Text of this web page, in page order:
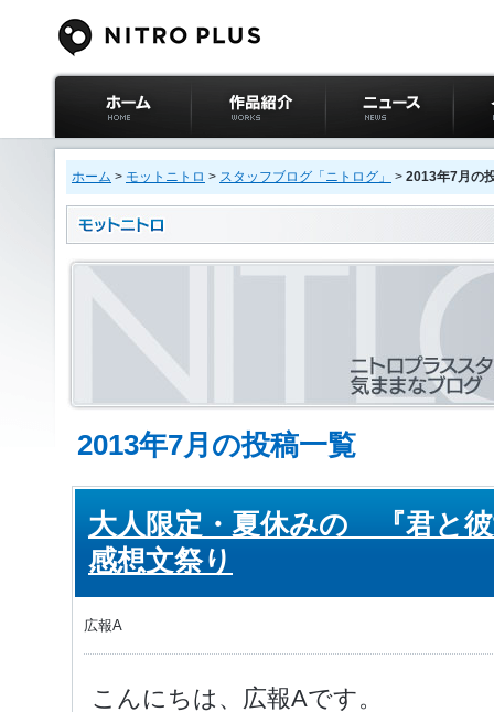
ニトロプラス公式
サイト ホーム
作品紹介 ニュース イベ
ホーム > モットニトロ > スタッフブログ「ニトログ」 > 2013年7月の
2013年7月の投稿一覧
大人限定・夏休みの 『君と
感想文祭り
広報A
こんにちは、広報Aです。